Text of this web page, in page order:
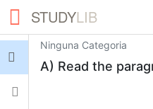
STUDYLIB
Iniciar sesión
Ninguna Categoria
A) Read the